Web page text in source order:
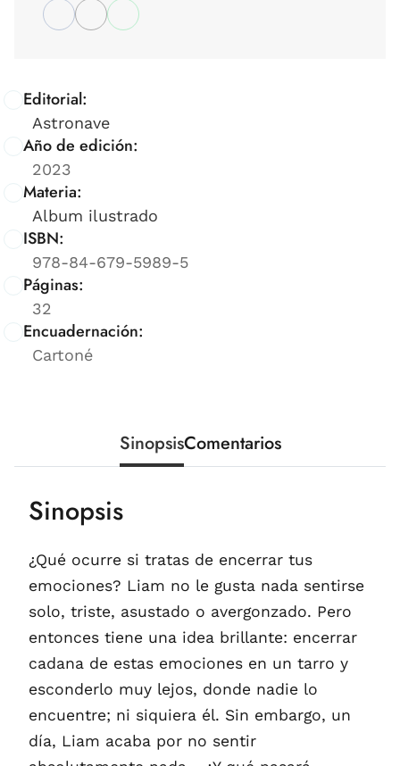
Editorial:
Astronave
Año de edición:
2023
Materia:
Album ilustrado
ISBN:
978-84-679-5989-5
Páginas:
32
Encuadernación:
Cartoné
SinopsisComentarios
Sinopsis
¿Qué ocurre si tratas de encerrar tus
emociones? Liam no le gusta nada sentirse
solo, triste, asustado o avergonzado. Pero
entonces tiene una idea brillante: encerrar
cadana de estas emociones en un tarro y
esconderlo muy lejos, donde nadie lo
encuentre; ni siquiera él. Sin embargo, un
día, Liam acaba por no sentir